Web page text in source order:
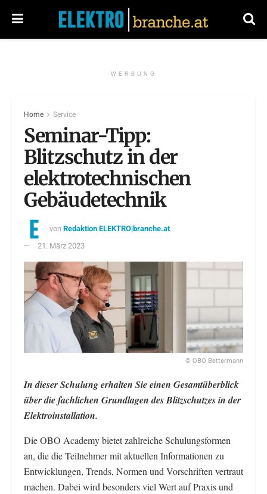
WERBUNG
Home Service
Seminar-Tipp:
Blitzschutz in der
elektrotechnischen
Gebäudetechnik
vonRedaktion ELEKTRO|branche.at
21. März 2023
© OBO Bettermann
In dieser Schulung erhalten Sie einen Gesamtüberblick
über die fachlichen Grundlagen des Blitzschutzes in der
Elektroinstallation.
Die OBO Academy bietet zahlreiche Schulungsformen
an, die die Teilnehmer mit aktuellen Informationen zu
Entwicklungen, Trends, Normen und Vorschriften vertraut
machen. Dabei wird besonders viel Wert auf Praxis und